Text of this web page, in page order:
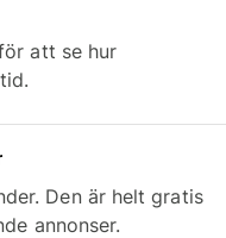
att se hur
Den är helt gratis
annonser.